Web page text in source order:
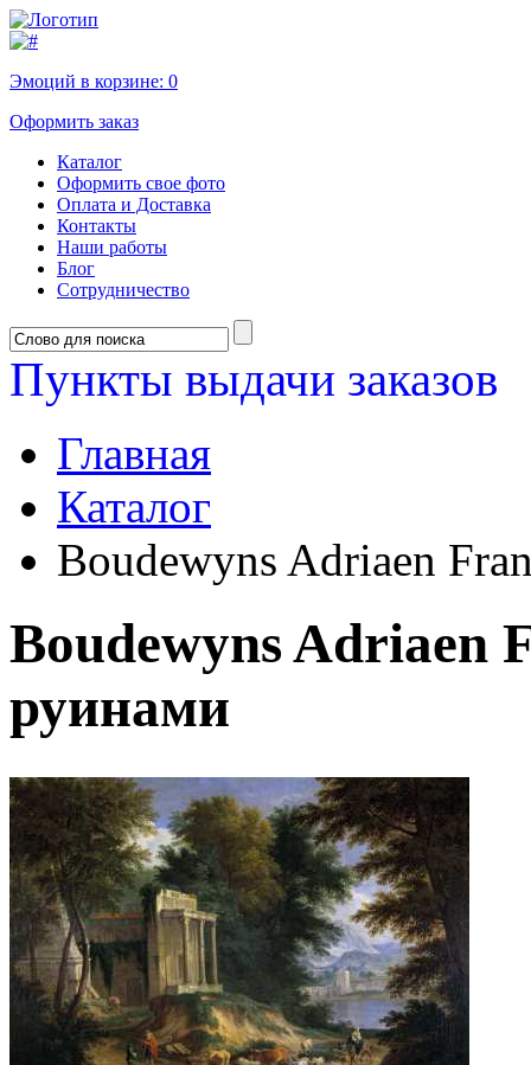
Эмоций в корзине: 0
Оформить заказ
Каталог
Оформить свое фото
Оплата и Доставка
Контакты
Наши работы
Блог
Сотрудничество
Пункты выдачи заказов
Главная
Каталог
Boudewyns Adriaen
Boudewyns Adriaen
руинами